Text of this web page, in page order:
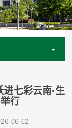
七彩云南·生
行
06-02